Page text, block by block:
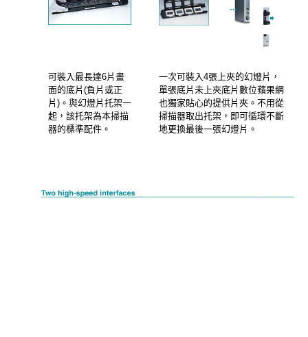
可裝入最長達6片畫
面的底片(負片或正
片)。與幻燈片托架一
起，該托架為本掃描
器的標準配件。
一次可裝入4張上夾的幻燈片，
單張底片未上夾底片數位蘋果網
也獨家貼心的提供片夾。不用從
掃描器取出托架，即可循環不斷
地更換最後一張幻燈片。